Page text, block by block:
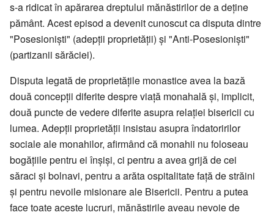
s-a ridicat în apărarea dreptului mănăstirilor de a deţine
pământ. Acest episod a devenit cunoscut ca disputa dintre
"Posesionişti" (adepţii proprietăţii) şi "Anti-Posesionişti"
(partizanii sărăciei).
Disputa legată de proprietăţile monastice avea la bază
două concepţii diferite despre viaţă monahală şi, implicit,
două puncte de vedere diferite asupra relaţiei bisericii cu
lumea. Adepţii proprietăţii insistau asupra îndatoririlor
sociale ale monahilor, afirmând că monahii nu foloseau
bogăţiile pentru ei înşişi, ci pentru a avea grijă de cei
săraci şi bolnavi, pentru a arăta ospitalitate faţă de străini
şi pentru nevoile misionare ale Bisericii. Pentru a putea
face toate aceste lucruri, mănăstirile aveau nevoie de